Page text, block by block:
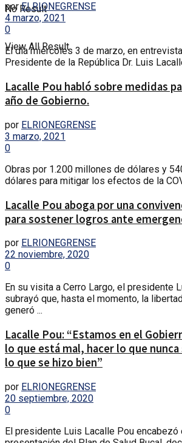
No Result
View All Result
por ELRIONEGRENSE
4 marzo, 2021
0
El día miércoles 3 de marzo, en
Presidente de la República Dr. Luis
Lacalle Pou habló sobre medidas
año de Gobierno.
por ELRIONEGRENSE
3 marzo, 2021
0
Obras por 1.200 millones de dólares y
dólares para mitigar los efectos de la
Lacalle Pou aboga por una
para sostener logros ante
por ELRIONEGRENSE
22 noviembre, 2020
0
En su visita a Cerro Largo, el presidente
subrayó que, hasta el momento, la
generó ...
Lacalle Pou: “Estamos en el
lo que está mal, hacer lo que
lo que se hizo bien”
por ELRIONEGRENSE
20 septiembre, 2020
0
El presidente Luis Lacalle Pou